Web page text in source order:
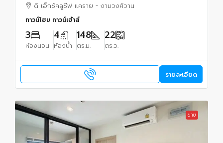
ดิ เอ็กซ์คลูซีฟ แคราย - งามวงศ์วาน
ทาวน์โฮม ทาวน์เฮ้าส์
3
ห้องนอน
4
ห้องน้ำ
148
ตร.ม.
22
ตร.ว.
รายละเอียด
ขาย